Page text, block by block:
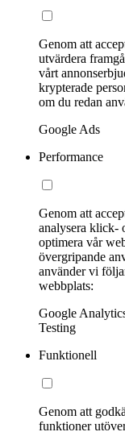
Genom att
utvärdera
vårt
krypterade
om du redan
Google Ads
Performance
Genom att
analysera klick-
optimera vår
övergripande
använder vi
webbplats:
Google
Testing
Funktionell
Genom att
funktioner